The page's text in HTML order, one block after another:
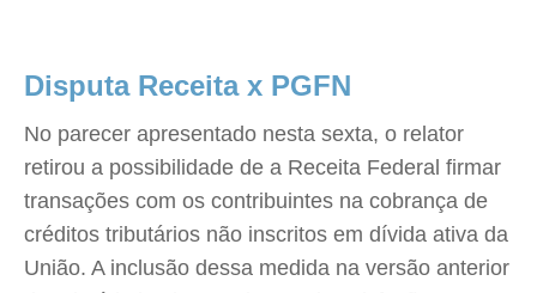
Disputa Receita x PGFN
No parecer apresentado nesta sexta, o relator
retirou a possibilidade de a Receita Federal firmar
transações com os contribuintes na cobrança de
créditos tributários não inscritos em dívida ativa da
União. A inclusão dessa medida na versão anterior